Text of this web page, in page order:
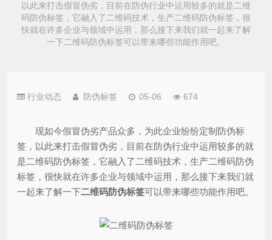
以此来打击假冒伪劣，目前在防伪行业中运用较多的就是二维
码防伪标签，它融入了二维码技术，生产二维码防伪标签，很
快就在许多企业与领域中运用，那么接下来我们就一起来了解
一下二维码防伪标签可以带来哪些功能作用吧。
行业动态 防伪标签 05-06 674
现如今假冒伪劣产品众多，为此企业纷纷定制防伪标
签，以此来打击假冒伪劣，目前在防伪行业中运用较多的就
是二维码防伪标签，它融入了二维码技术，生产二维码防伪
标签，很快就在许多企业与领域中运用，那么接下来我们就
一起来了解一下二维码防伪标签可以带来哪些功能作用吧。